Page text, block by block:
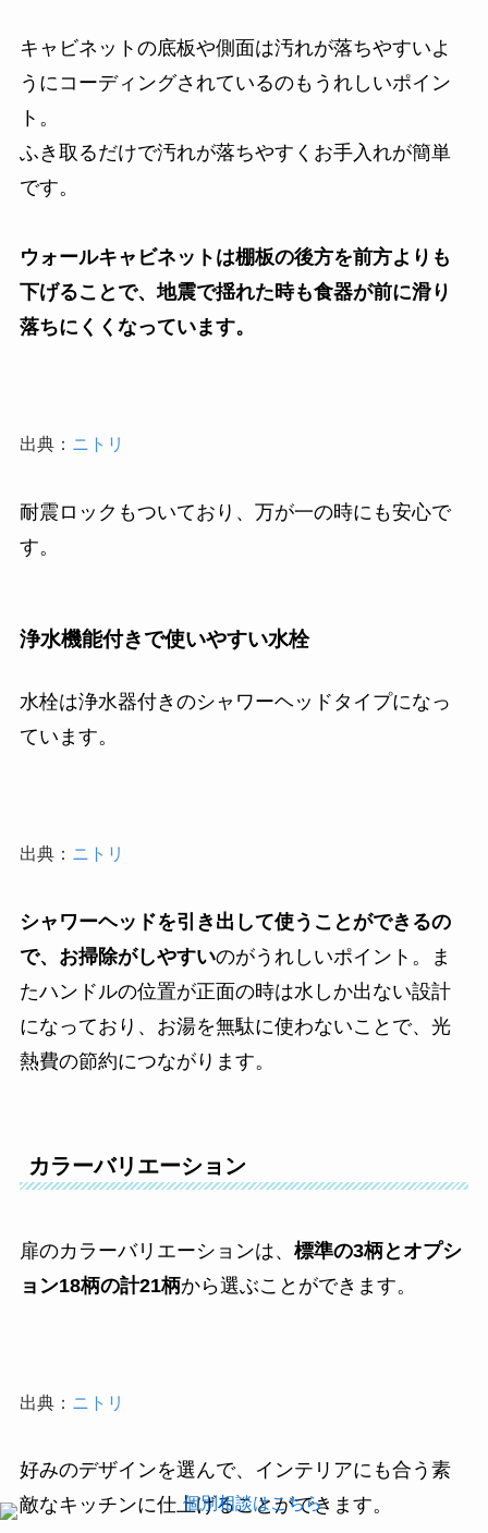
キャビネットの底板や側面は汚れが落ちやすいよ
うにコーディングされているのもうれしいポイン
ト。
ふき取るだけで汚れが落ちやすくお手入れが簡単
です。
ウォールキャビネットは棚板の後方を前方よりも
下げることで、地震で揺れた時も食器が前に滑り
落ちにくくなっています。
出典： ニトリ
耐震ロックもついており、万が一の時にも安心で
す。
浄水機能付きで使いやすい水栓
水栓は浄水器付きのシャワーヘッドタイプになっ
ています。
出典： ニトリ
シャワーヘッドを引き出して使うことができるの
で、お掃除がしやすいのがうれしいポイント。ま
たハンドルの位置が正面の時は水しか出ない設計
になっており、お湯を無駄に使わないことで、光
熱費の節約につながります。
カラーバリエーション
扉のカラーバリエーションは、 標準の3柄とオプシ
ョン18柄の計21柄から選ぶことができます。
出典： ニトリ
好みのデザインを選んで、インテリアにも合う素
敵なキッチンに仕上げることができます。